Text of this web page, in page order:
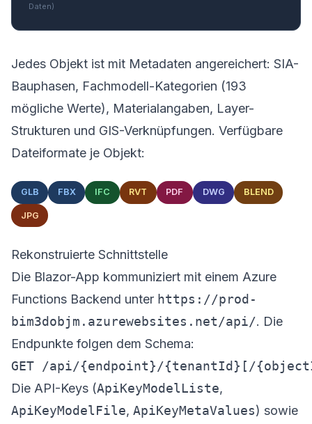
Daten)
Jedes Objekt ist mit Metadaten angereichert: SIA-
Bauphasen, Fachmodell-Kategorien (193
mögliche Werte), Materialangaben, Layer-
Strukturen und GIS-Verknüpfungen. Verfügbare
Dateiformate je Objekt:
GLB FBX IFC RVT PDF DWG BLEND
JPG
Rekonstruierte Schnittstelle
Die Blazor-App kommuniziert mit einem Azure
Functions Backend unter https://prod-
bim3dobjm.azurewebsites.net/api/. Die
Endpunkte folgen dem Schema:
Die API-Keys (ApiKeyModelListe,
ApiKeyModelFile, ApiKeyMetaValues) sowie